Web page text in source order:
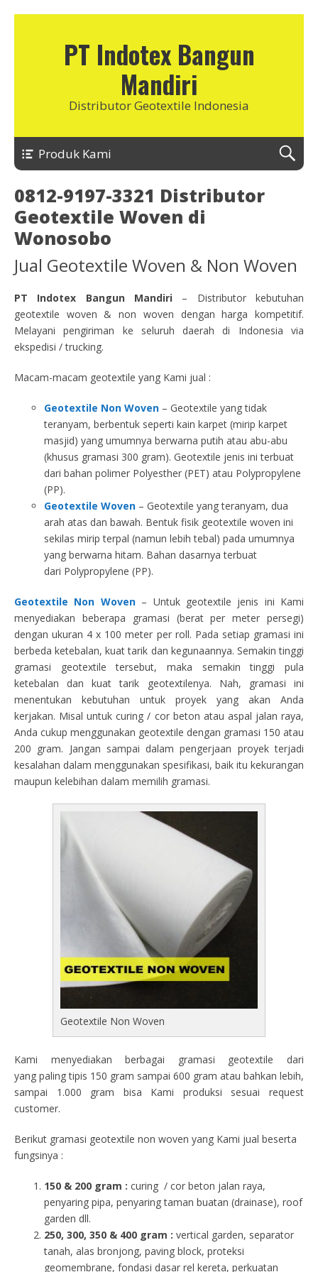
PT Indotex Bangun
Mandiri
Distributor Geotextile Indonesia
Produk Kami
0812-9197-3321 Distributor
Geotextile Woven di
Wonosobo
Jual Geotextile Woven & Non Woven
PT Indotex Bangun Mandiri – Distributor kebutuhan
geotextile woven & non woven dengan harga kompetitif.
Melayani pengiriman ke seluruh daerah di Indonesia via
ekspedisi / trucking.
Macam-macam geotextile yang Kami jual :
Geotextile Non Woven – Geotextile yang tidak
teranyam, berbentuk seperti kain karpet (mirip karpet
masjid) yang umumnya berwarna putih atau abu-abu
(khusus gramasi 300 gram). Geotextile jenis ini terbuat
dari bahan polimer Polyesther (PET) atau Polypropylene
(PP).
Geotextile Woven – Geotextile yang teranyam, dua
arah atas dan bawah. Bentuk fisik geotextile woven ini
sekilas mirip terpal (namun lebih tebal) pada umumnya
yang berwarna hitam. Bahan dasarnya terbuat
dari Polypropylene (PP).
Geotextile Non Woven– Untuk geotextile jenis ini Kami
menyediakan beberapa gramasi (berat per meter persegi)
dengan ukuran 4 x 100 meter per roll. Pada setiap gramasi ini
berbeda ketebalan, kuat tarik dan kegunaannya. Semakin tinggi
gramasi geotextile tersebut, maka semakin tinggi pula
ketebalan dan kuat tarik geotextilenya. Nah, gramasi ini
menentukan kebutuhan untuk proyek yang akan Anda
kerjakan. Misal untuk curing / cor beton atau aspal jalan raya,
Anda cukup menggunakan geotextile dengan gramasi 150 atau
200 gram. Jangan sampai dalam pengerjaan proyek terjadi
kesalahan dalam menggunakan spesifikasi, baik itu kekurangan
maupun kelebihan dalam memilih gramasi.
Geotextile Non Woven
Kami menyediakan berbagai gramasi geotextile dari
yang paling tipis 150 gram sampai 600 gram atau bahkan lebih,
sampai 1.000 gram bisa Kami produksi sesuai request
customer.
Berikut gramasi geotextile non woven yang Kami jual beserta
fungsinya :
150 & 200 gram : curing / cor beton jalan raya,
penyaring pipa, penyaring taman buatan (drainase), roof
garden dll.
250, 300, 350 & 400 gram : vertical garden, separator
tanah, alas bronjong, paving block, proteksi
geomembrane, fondasi dasar rel kereta, perkuatan